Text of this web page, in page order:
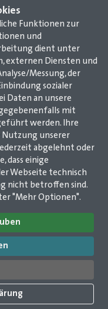
Funktionen zur
und
dient unter
externen Diensten und
Messung, der
sozialer
Daten an unsere
mit
werden. Ihre
Nutzung unserer
abgelehnt oder
dass einige
Webseite technisch
nicht betroffen sind.
"Mehr Optionen".
8 9
17 18 19
20
27 28
29
35 36 37
44 45
52 53 54
59 60 61
2025